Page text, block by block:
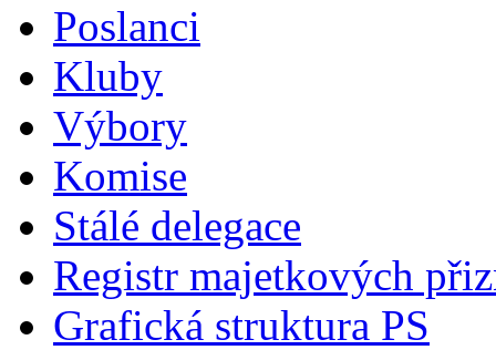
Poslanci
Kluby
Výbory
Komise
Stálé delegace
Registr majetkových
Grafická struktura PS